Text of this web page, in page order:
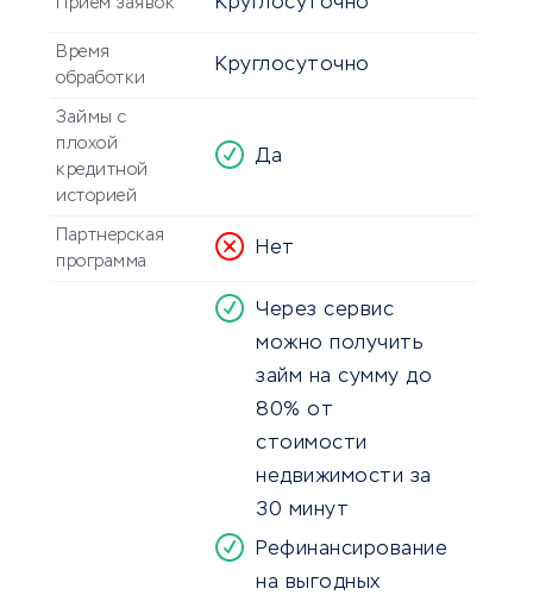
Прием заявок Круглосуточно
Время
обработки
Круглосуточно
Займы с
плохой
кредитной
историей
Да
Партнерская
программа
Нет
Через сервис
можно получить
займ на сумму до
80% от
стоимости
недвижимости за
30 минут
Рефинансирование
на выгодных